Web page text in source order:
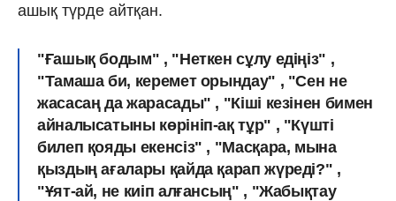
ашық түрде айтқан.
"Ғашық бодым" , "Неткен сұлу едіңіз" ,
"Тамаша би, керемет орындау" , "Сен не
жасасаң да жарасады" , "Кіші кезінен бимен
айналысатыны көрініп-ақ тұр" , "Күшті
билеп қояды екенсіз" , "Масқара, мына
қыздың ағалары қайда қарап жүреді?" ,
"Ұят-ай, не киіп алғансың" , "Жабықтау